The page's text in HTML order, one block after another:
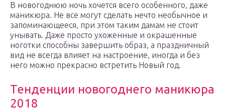
В новогоднюю ночь хочется всего особенного, даже
маникюра. Не все могут сделать нечто необычное и
запоминающееся, при этом таким дамам не стоит
унывать. Даже просто ухоженные и окрашенные
ноготки способны завершить образ, а праздничный
вид не всегда влияет на настроение, иногда и без
него можно прекрасно встретить Новый год.
Тенденции новогоднего маникюра
2018